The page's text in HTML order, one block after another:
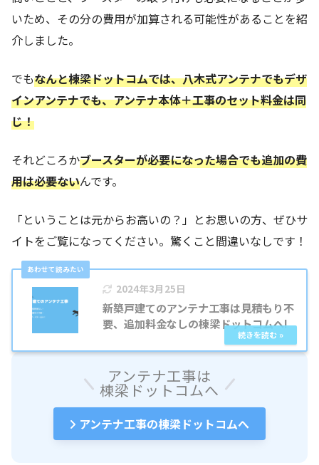
いため、その分の費用が加算される可能性があることを紹
介しました。
でもなんと棟梁ドットコムでは、八木式アンテナでもデザ
インアンテナでも、アンテナ本体＋工事のセット料金は同
じ！
それどころかブースターが必要になった場合でも追加の費
用は必要ないんです。
「ということは元からお高いの？」とお思いの方、ぜひサ
イトをご覧になってください。驚くこと間違いなしです！
2024年3月25日
新築戸建てのアンテナ工事は見積もり不
要、追加料金なしの棟梁ドットコムへ!
アンテナ工事は
棟梁ドットコムへ
アンテナ工事の棟梁ドットコムへ